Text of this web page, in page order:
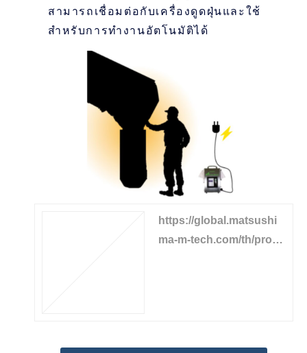
สามารถเชื่อมต่อกับเครื่องดูดฝุ่นและใช้
สำหรับการทำงานอัตโนมัติได้
https://global.matsushi
ma-m-tech.com/th/produ